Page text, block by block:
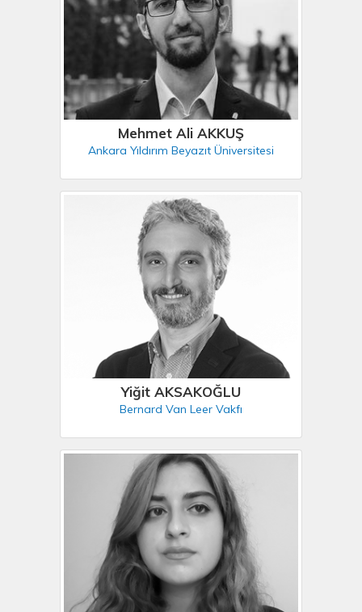
Mehmet Ali AKKUŞ
Ankara Yıldırım Beyazıt Üniversitesi
Yiğit AKSAKOĞLU
Bernard Van Leer Vakfı